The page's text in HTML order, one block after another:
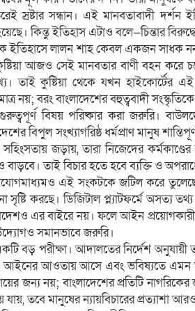
স্রষ্টার সন্ধান। এই মানবতাবাদী দর্শন
কিন্তু ইতিহাস এটাও বলে—চিন্তার
ইতিহাসে লালন শাহ কেবল একজন সাধক
আজও সেই মানবতার বাণী বহন করে
তাই কুষ্টিয়া থেকে যখন
নয়; বরং বাংলাদেশের বহুত্ববাদী
বিষয় পরিষ্কার করা জরুরি।
বিপুল সংখ্যাগরিষ্ঠ ধর্মপ্রাণ মানুষ
সহিংসতায় জড়ায়, তারা নিজেদের
তাই বিচার হতে হবে ব্যক্তি ও
এই সংকটকে জটিল করে
সৃষ্টি করছে। ডিজিটাল প্ল্যাটফর্মে অসত্য
এর বাইরে নয়। ফলে আইন প্রয়োগকারী
সমানভাবে জরুরি।
বড় পরীক্ষা। আদালতের নির্দেশ অনুযায়ী
আইনের আওতায় আসে এবং ভবিষ্যতে এমন
জন্য নয়; বাংলাদেশের প্রতিটি
তবে মানুষের ন্যায়বিচারের প্রত্যাশা